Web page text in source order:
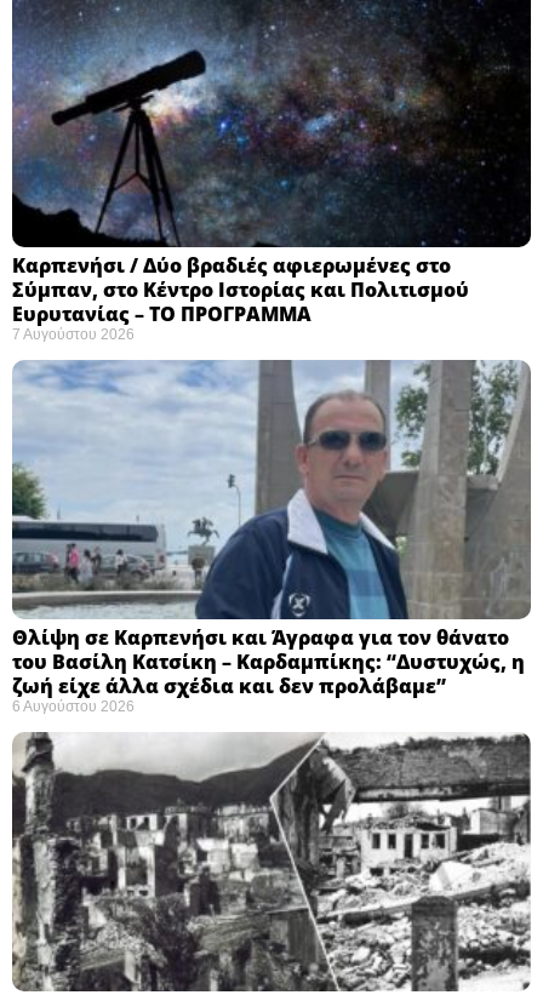
Καρπενήσι / Δύο βραδιές αφιερωμένες στο
Σύμπαν, στο Κέντρο Ιστορίας και Πολιτισμού
Ευρυτανίας – ΤΟ ΠΡΟΓΡΑΜΜΑ
7 Αυγούστου 2026
Θλίψη σε Καρπενήσι και Άγραφα για τον θάνατο
του Βασίλη Κατσίκη – Καρδαμπίκης: “Δυστυχώς, η
ζωή είχε άλλα σχέδια και δεν προλάβαμε”
6 Αυγούστου 2026